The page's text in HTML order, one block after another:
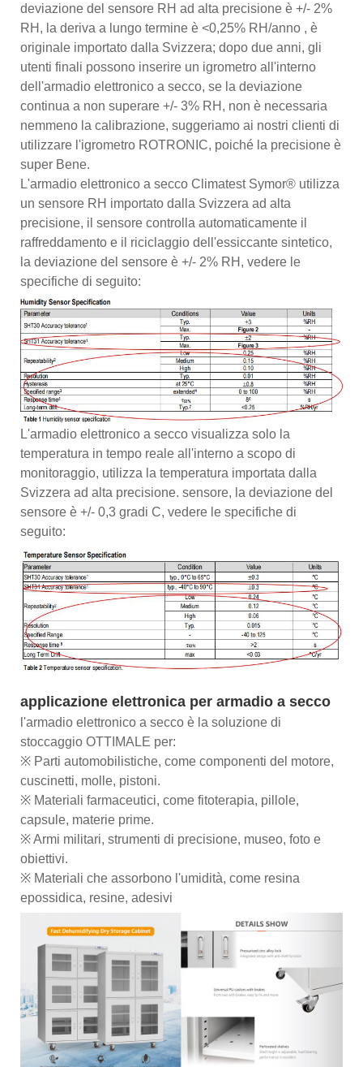
deviazione del sensore RH ad alta precisione è +/- 2%
RH, la deriva a lungo termine è <0,25% RH/anno , è
originale importato dalla Svizzera; dopo due anni, gli
utenti finali possono inserire un igrometro all'interno
dell'armadio elettronico a secco, se la deviazione
continua a non superare +/- 3% RH, non è necessaria
nemmeno la calibrazione, suggeriamo ai nostri clienti di
utilizzare l'igrometro ROTRONIC, poiché la precisione è
super Bene.
L'armadio elettronico a secco Climatest Symor® utilizza
un sensore RH importato dalla Svizzera ad alta
precisione, il sensore controlla automaticamente il
raffreddamento e il riciclaggio dell'essiccante sintetico,
la deviazione del sensore è +/- 2% RH, vedere le
specifiche di seguito:
L'armadio elettronico a secco visualizza solo la
temperatura in tempo reale all'interno a scopo di
monitoraggio, utilizza la temperatura importata dalla
Svizzera ad alta precisione. sensore, la deviazione del
sensore è +/- 0,3 gradi C, vedere le specifiche di
seguito:
applicazione elettronica per armadio a secco
l'armadio elettronico a secco è la soluzione di
stoccaggio OTTIMALE per:
※ Parti automobilistiche, come componenti del motore,
cuscinetti, molle, pistoni.
※ Materiali farmaceutici, come fitoterapia, pillole,
capsule, materie prime.
※ Armi militari, strumenti di precisione, museo, foto e
obiettivi.
※ Materiali che assorbono l'umidità, come resina
epossidica, resine, adesivi